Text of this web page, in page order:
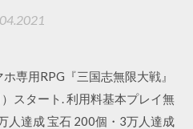
専用RPG『三国志無限大戦』
スタート. 利用料基本プレイ無
人達成 宝石 200個・3万人達成